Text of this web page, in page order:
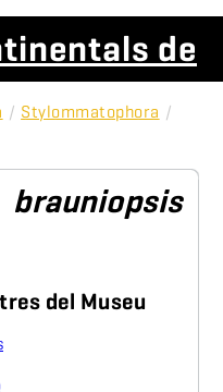
de
/ Stylommatophora /
del Museu